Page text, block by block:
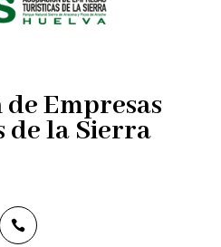
Empresas
de la Sierra
